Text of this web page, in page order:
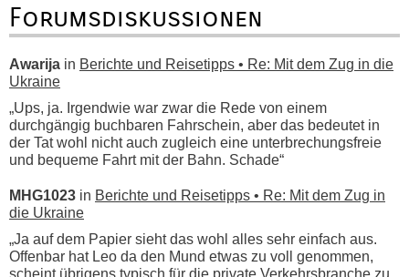
Forumsdiskussionen
Awarija in Berichte und Reisetipps • Re: Mit dem Zug in die
Ukraine
„Ups, ja. Irgendwie war zwar die Rede von einem
durchgängig buchbaren Fahrschein, aber das bedeutet in
der Tat wohl nicht auch zugleich eine unterbrechungsfreie
und bequeme Fahrt mit der Bahn. Schade“
MHG1023 in Berichte und Reisetipps • Re: Mit dem Zug in
die Ukraine
„Ja auf dem Papier sieht das wohl alles sehr einfach aus.
Offenbar hat Leo da den Mund etwas zu voll genommen,
scheint übrigens typisch für die private Verkehrsbranche zu